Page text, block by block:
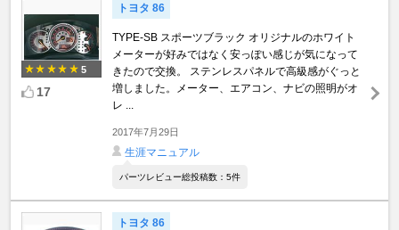
5
17
トヨタ 86
TYPE-SB スポーツブラック オリジナルのホワイト
メーターが好みではなく安っぽい感じが気になって
きたので交換。 ステンレスパネルで高級感がぐっと
増しました。メーター、エアコン、ナビの照明がオ
レ ...
2017年7月29日
生涯マニュアル
パーツレビュー総投稿数：5件
トヨタ 86